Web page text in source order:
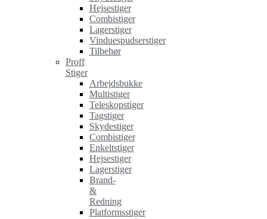
Hejsestiger
Combistiger
Lagerstiger
Vinduespudserstiger
Tilbehør
Proff
Stiger
Arbejdsbukke
Multistiger
Teleskopstiger
Tagstiger
Skydestiger
Combistiger
Enkeltstiger
Hejsestiger
Lagerstiger
Brand-
&
Redning
Platformsstiger